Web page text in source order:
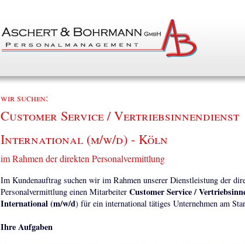
wir suchen:
Customer Service / Vertriebsinnendienst
International (m/w/d) - Köln
im Rahmen der direkten Personalvermittlung
Im Kundenauftrag suchen wir im Rahmen unserer Dienstleistung der
Personalvermittlung einen Mitarbeiter Customer Service /
International (m/w/d) für ein international tätiges Unternehmen am
Ihre Aufgaben